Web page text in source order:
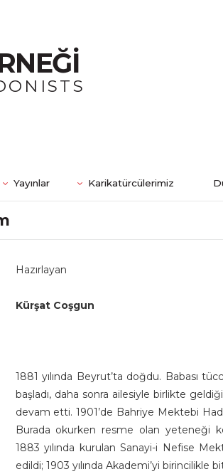
Yayınlar Karikatürcülerimiz
Hazırlayan
Kürşat Coşgun
1881 yılında Beyrut’ta doğdu. Babası
başladı, daha sonra ailesiyle birlikte
devam etti. 1901’de Bahriye Mektebi
Burada okurken resme olan yeteneği
1883 yılında kurulan Sanayi-i Nefise
edildi; 1903 yılında Akademi’yi birincilikle